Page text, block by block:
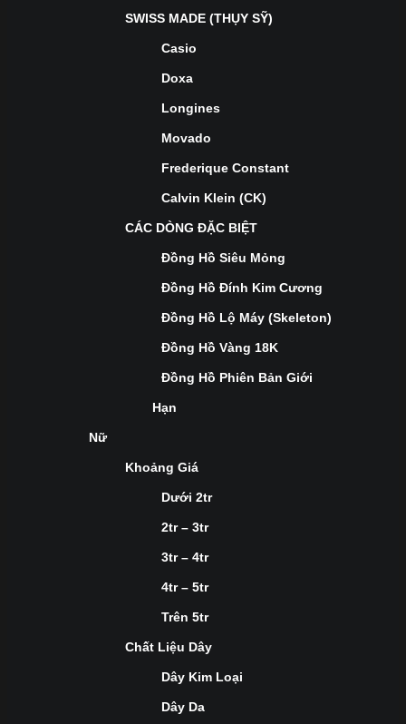
SWISS MADE (THỤY SỸ)
Casio
Doxa
Longines
Movado
Frederique Constant
Calvin Klein (CK)
CÁC DÒNG ĐẶC BIỆT
Đồng Hồ Siêu Mỏng
Đồng Hồ Đính Kim Cương
Đồng Hồ Lộ Máy (Skeleton)
Đồng Hồ Vàng 18K
Đồng Hồ Phiên Bản Giới
Hạn
Nữ
Khoảng Giá
Dưới 2tr
2tr – 3tr
3tr – 4tr
4tr – 5tr
Trên 5tr
Chất Liệu Dây
Dây Kim Loại
Dây Da